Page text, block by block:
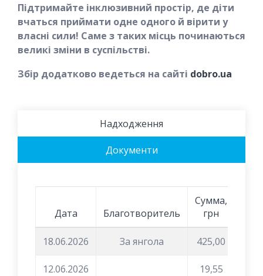
Підтримайте інклюзивний простір, де діти
вчаться приймати одне одного й вірити у
власні сили! Саме з таких місць починаються
великі зміни в суспільстві.
Збір додатково ведеться на сайті dobro.ua
Надходження
Документи
Дата Благотворитель
Сумма,
грн
18.06.2026 За янгола 425,00
12.06.2026 19,55